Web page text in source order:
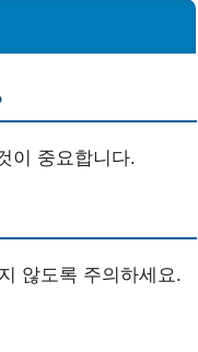
이 중요합니다.
않도록 주의하세요.